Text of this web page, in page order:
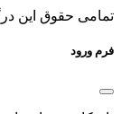
تمامی حقوق این
فرم ورود